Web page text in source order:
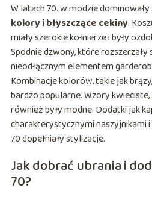
W latach 70. w modzie dominowały
kolory i błyszczące cekiny.
miały szerokie kołnierze i były
Spodnie dzwony, które rozszerzały
nieodłącznym elementem
Kombinacje kolorów, takie jak
bardzo popularne. Wzory
również były modne. Dodatki jak
charakterystycznymi naszyjnikami
70 dopełniały stylizacje.
Jak dobrać ubrania i
70?